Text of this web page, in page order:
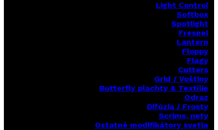
Light Control
Softbox
Spotlight
Fresnel
Lantern
Floppy
Flagy
Cutters
Grid / Voštiny
Butterfly plachty & Textílie
Odraz
Difúzia / Frosty
Scrims, nety
Ostatné modifikátory svetla